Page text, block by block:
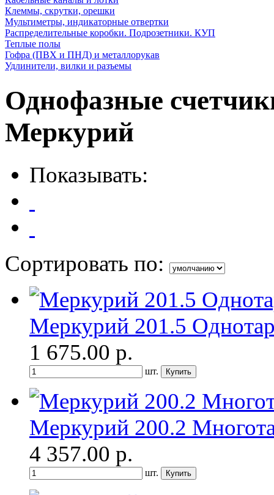
Клеммы, скрутки, орешки
Мультиметры, индикаторные отвертки
Распределительные коробки. Подрозетники. КУП
Теплые полы
Гофра (ПВХ и ПНД) и металлорукав
Удлинители, вилки и разъемы
Однофазные
Меркурий
Показывать:
Сортировать по:
Меркурий 201.5
1 675.00 р.
шт.
Меркурий 200.2
4 357.00 р.
шт.